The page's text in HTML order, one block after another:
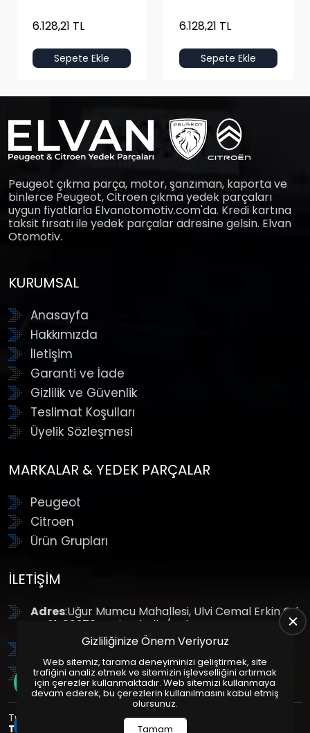
6.128,21 TL
Sepete Ekle
6.128,21 TL
Sepete Ekle
Peugeot çıkma parça, motor, şanzıman, kaporta ve
binlerce Peugeot, Citroen çıkma yedek parçaları
uygun fiyatlarla Elvanotomotiv.com'da. Kredi kartına
taksit fırsatı ile yedek parçalar adresine gelsin. Elvan
Otomotiv.
KURUMSAL
Anasayfa
Hakkımızda
İletişim
Garanti ve İade
Gizlilik ve Güvenlik
Teslimat Koşulları
Üyelik Sözleşmesi
MARKALAR & YEDEK PARÇALAR
Peugeot
Citroen
Ürün Grupları
İLETIŞIM
Adres:Uğur Mumcu Mahallesi, Ulvi Cemal Erkin Cd.
No:61, 06370 Yenimahalle/Ankara
: +90 (312) 354 8888
GSM: +90 (532) 343 4085
Tüm Hakları Saklıdır. | Bu site Us Yazılım
Tasarım
Paketleri ile Hazırlanmıştır. © 2025
Gizliliğinize Önem Veriyoruz
Web sitemiz, tarama deneyiminizi geliştirmek, site
trafiğini analiz etmek ve sitemizin işlevselliğini artırmak
için çerezler kullanmaktadır. Web sitemizi kullanmaya
devam ederek, bu çerezlerin kullanılmasını kabul etmiş
olursunuz.
Tamam